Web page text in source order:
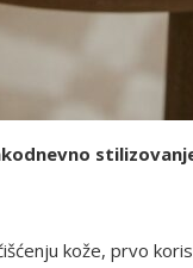
kože, prvo